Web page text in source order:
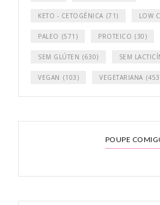
KETO - CETOGÉNICA (71) LOW
PALEO (571) PROTEICO (30)
SEM GLÚTEN (630) SEM
VEGAN (103) VEGETARIANA
POUPE